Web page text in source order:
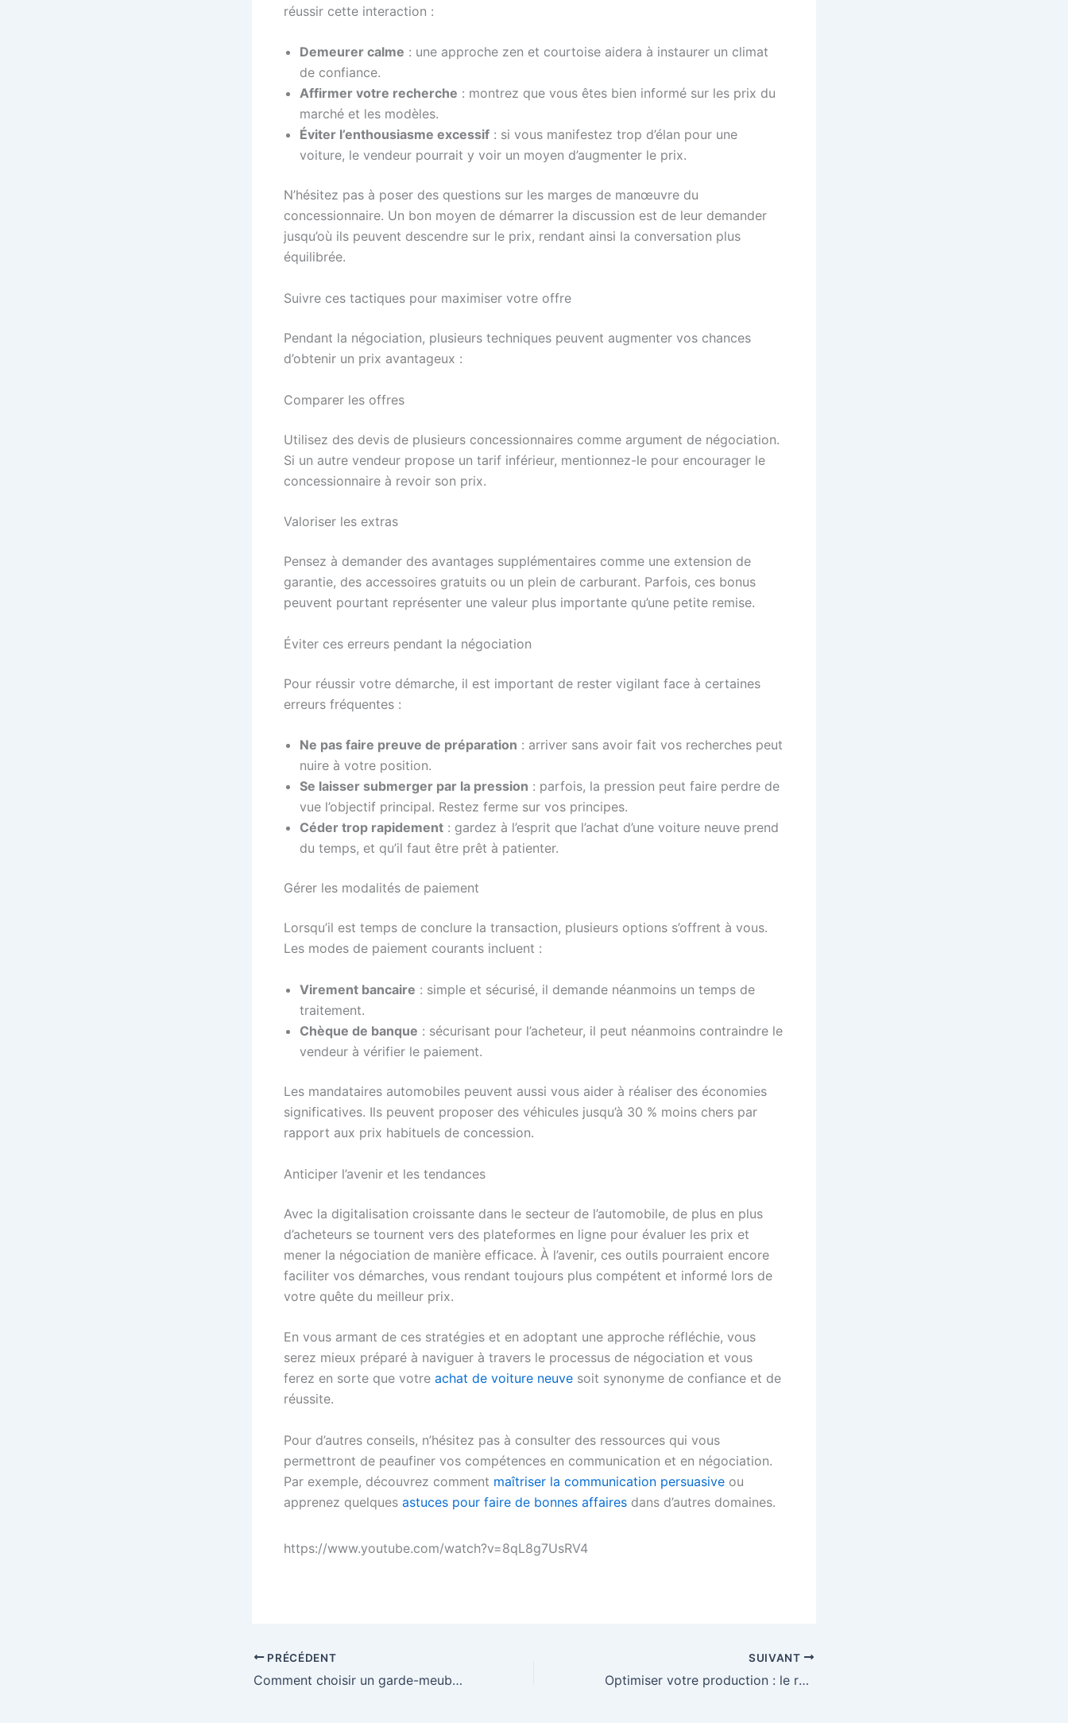
réussir cette interaction :
Demeurer calme : une approche zen et courtoise aidera à instaurer un climat
de confiance.
Affirmer votre recherche : montrez que vous êtes bien informé sur les prix du
marché et les modèles.
Éviter l’enthousiasme excessif : si vous manifestez trop d’élan pour une
voiture, le vendeur pourrait y voir un moyen d’augmenter le prix.
N’hésitez pas à poser des questions sur les marges de manœuvre du
concessionnaire. Un bon moyen de démarrer la discussion est de leur demander
jusqu’où ils peuvent descendre sur le prix, rendant ainsi la conversation plus
équilibrée.
Suivre ces tactiques pour maximiser votre offre
Pendant la négociation, plusieurs techniques peuvent augmenter vos chances
d’obtenir un prix avantageux :
Comparer les offres
Utilisez des devis de plusieurs concessionnaires comme argument de négociation.
Si un autre vendeur propose un tarif inférieur, mentionnez-le pour encourager le
concessionnaire à revoir son prix.
Valoriser les extras
Pensez à demander des avantages supplémentaires comme une extension de
garantie, des accessoires gratuits ou un plein de carburant. Parfois, ces bonus
peuvent pourtant représenter une valeur plus importante qu’une petite remise.
Éviter ces erreurs pendant la négociation
Pour réussir votre démarche, il est important de rester vigilant face à certaines
erreurs fréquentes :
Ne pas faire preuve de préparation : arriver sans avoir fait vos recherches peut
nuire à votre position.
Se laisser submerger par la pression : parfois, la pression peut faire perdre de
vue l’objectif principal. Restez ferme sur vos principes.
Céder trop rapidement : gardez à l’esprit que l’achat d’une voiture neuve prend
du temps, et qu’il faut être prêt à patienter.
Gérer les modalités de paiement
Lorsqu’il est temps de conclure la transaction, plusieurs options s’offrent à vous.
Les modes de paiement courants incluent :
Virement bancaire : simple et sécurisé, il demande néanmoins un temps de
traitement.
Chèque de banque : sécurisant pour l’acheteur, il peut néanmoins contraindre le
vendeur à vérifier le paiement.
Les mandataires automobiles peuvent aussi vous aider à réaliser des économies
significatives. Ils peuvent proposer des véhicules jusqu’à 30 % moins chers par
rapport aux prix habituels de concession.
Anticiper l’avenir et les tendances
Avec la digitalisation croissante dans le secteur de l’automobile, de plus en plus
d’acheteurs se tournent vers des plateformes en ligne pour évaluer les prix et
mener la négociation de manière efficace. À l’avenir, ces outils pourraient encore
faciliter vos démarches, vous rendant toujours plus compétent et informé lors de
votre quête du meilleur prix.
En vous armant de ces stratégies et en adoptant une approche réfléchie, vous
serez mieux préparé à naviguer à travers le processus de négociation et vous
ferez en sorte que votre achat de voiture neuve soit synonyme de confiance et de
réussite.
Pour d’autres conseils, n’hésitez pas à consulter des ressources qui vous
permettront de peaufiner vos compétences en communication et en négociation.
Par exemple, découvrez comment maîtriser la communication persuasive ou
apprenez quelques astuces pour faire de bonnes affaires dans d’autres domaines.
https://www.youtube.com/watch?v=8qL8g7UsRV4
PRÉCÉDENT
Comment choisir un garde-meubles adapté à vos besoins : le guide
SUIVANT
Optimiser votre production : le rôle des étiqueteuses industrielles dans l’efficacité